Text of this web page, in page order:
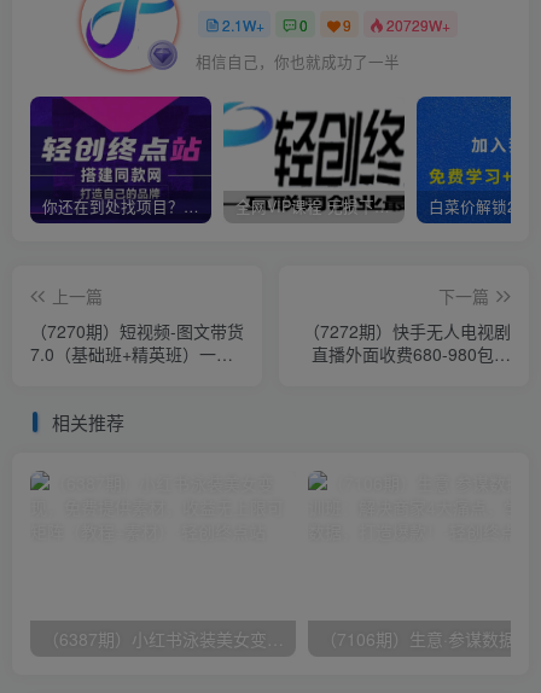
2.1W+ 0 9 20729W+
相信自己，你也就成功了一半
你还在到处找项目？还在当韭菜？我靠卖项目一个月收入5万+，曾经我也是个失败者。 全网VIP课程 无损下载~
上一篇
（7270期）短视频-图文带货
7.0（基础班+精英班）一部
下一篇
（7272期）快手无人电视剧
直播外面收费680-980包括
相关推荐
（6387期）小红书泳装美女变现，免费提供素材，收益无上限可矩阵（教程+素材）